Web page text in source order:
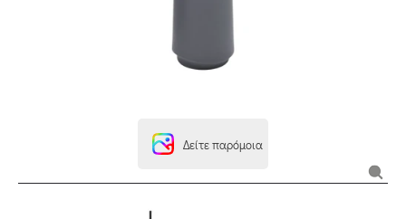
Δείτε παρόμοια